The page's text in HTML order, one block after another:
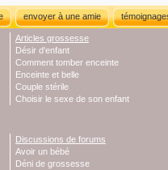
envoyer à une amie
Articles grossesse
Désir d'enfant
Comment tomber enceinte
Enceinte et belle
Couple stérile
Choisir le sexe de son enfant
Discussions de forums
Avoir un bébé
Déni de grossesse